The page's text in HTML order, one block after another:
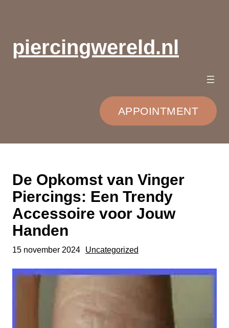
inhoudpiercingwereld.nl
APPOINTMENT
De Opkomst van Vinger
Piercings: Een Trendy
Accessoire voor Jouw
Handen
15 november 2024 Uncategorized